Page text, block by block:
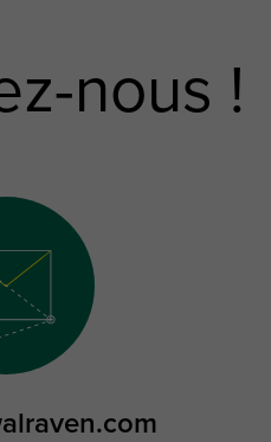
nous !